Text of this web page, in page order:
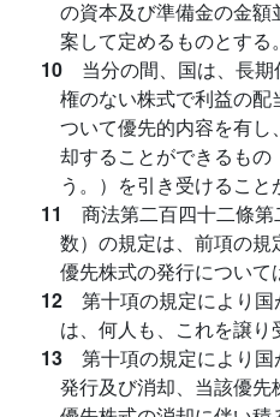
の資本及び準備金の金
案して定めるものとする。
10 当分の間、国は、長
権のない株式で利益の
ついて優先的内容を有
却することができるも
う。）を引き受けること
11 商法第二百四十二條
数）の規定は、前項の規
優先株式の発行について
12 第十項の規定により
は、何人も、これを譲り
13 第十項の規定により
発行及び消却、当該優